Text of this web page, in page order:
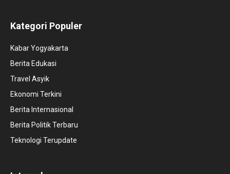
Kategori Populer
Kabar Yogyakarta
Berita Edukasi
Travel Asyik
Ekonomi Terkini
Berita Internasional
Berita Politik Terbaru
Teknologi Terupdate